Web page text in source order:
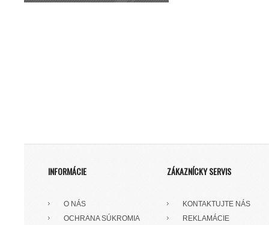
INFORMÁCIE
O NÁS
OCHRANA SÚKROMIA
ZÁKAZNÍCKY SERVIS
KONTAKTUJTE NÁS
REKLAMÁCIE